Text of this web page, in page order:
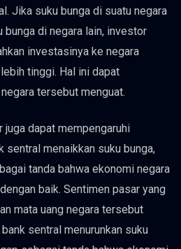
Jika suku bunga di suatu negara
di negara lain, investor
investasinya ke negara
tinggi. Hal ini dapat
tersebut menguat.
juga dapat mempengaruhi
sentral menaikkan suku bunga,
tanda bahwa ekonomi negara
baik. Sentimen pasar yang
mata uang negara tersebut
sentral menurunkan suku